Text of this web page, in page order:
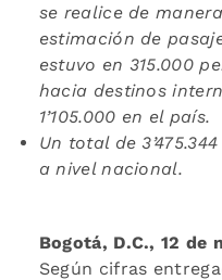
se realice de
estimación de
estuvo en 315.000
hacia destinos
1’105.000 en el país.
Un total de
a nivel nacional.
Bogotá, D.C., 12 de
Según cifras